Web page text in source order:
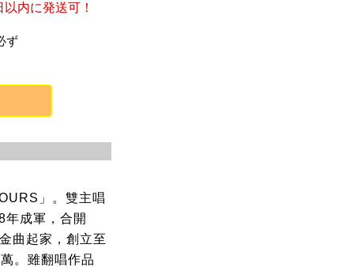
内に発送可！
ず
」。雙主唱
成軍，合開
曲起家，創立至
。雖翻唱作品